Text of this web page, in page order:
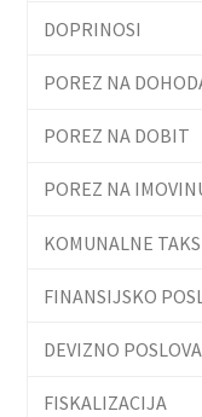
DOPRINOSI
POREZ NA
POREZ NA DOBIT
POREZ NA
KOMUNALNE
FINANSIJSKO
DEVIZNO
FISKALIZACIJA